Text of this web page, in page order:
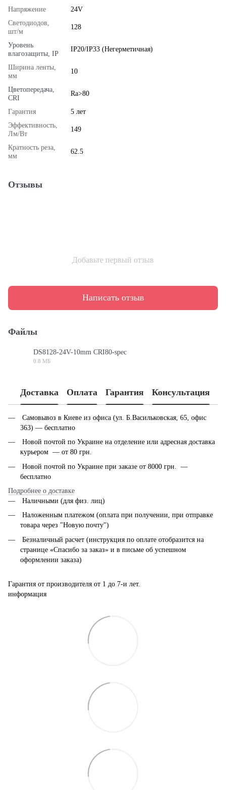
Напряжение
24V
Светодиодов,
шт/м
128
Уровень
влагозащиты, IP
IP20/IP33 (Негерметичная)
Ширина ленты,
мм
10
Цветопередача,
CRI
Ra>80
Гарантия
5 лет
Эффективность,
Лм/Вт
149
Кратность реза,
мм
62.5
Отзывы
Добавьте первый отзыв
Написать отзыв
Файлы
DS8128-24V-10mm CRI80-spec
0.8 МБ
Доставка Оплата Гарантия Консультация
Самовывоз в Киеве из офиса (ул. Б.Васильковская, 65, офис
363) — бесплатно
Новой почтой по Украине на отделение или адресная доставка
курьером — от 80 грн.
Новой почтой по Украине при заказе от 8000 грн. —
бесплатно
Подробнее о доставке
Наличными (для физ. лиц)
Наложенным платежом (оплата при получении, при отправке
товара через "Новую почту")
Безналичный расчет (инструкция по оплате отобразится на
странице «Спасибо за заказ» и в письме об успешном
оформлении заказа)
Гарантия от производителя от 1 до 7-и лет.
информация